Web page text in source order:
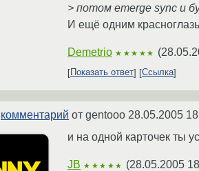
> потом emerge sync и
И ещё одним
Demetrio ★★★★★ (
Показать ответ Ссылка
комментарий от gentooo 28.05.2005
и на одной карточек ты
JB ★★★★★ (28.05.2005